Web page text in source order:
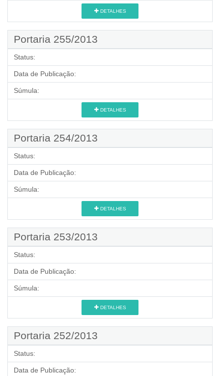
DETALHES
Portaria 255/2013
Status:
Data de Publicação:
Súmula:
DETALHES
Portaria 254/2013
Status:
Data de Publicação:
Súmula:
DETALHES
Portaria 253/2013
Status:
Data de Publicação:
Súmula:
DETALHES
Portaria 252/2013
Status:
Data de Publicação: